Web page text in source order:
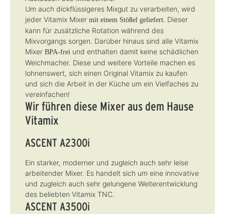
Um auch dickflüssigeres Mixgut zu verarbeiten, wird
jeder Vitamix Mixer mit einem Stößel geliefert. Dieser
kann für zusätzliche Rotation während des
Mixvorgangs sorgen. Darüber hinaus sind alle Vitamix
Mixer BPA-frei und enthalten damit keine schädlichen
Weichmacher. Diese und weitere Vorteile machen es
lohnenswert, sich einen Original Vitamix zu kaufen
und sich die Arbeit in der Küche um ein Vielfaches zu
vereinfachen!
Wir führen diese Mixer aus dem Hause
Vitamix
ASCENT A2300i
Ein starker, moderner und zugleich auch sehr leise
arbeitender Mixer. Es handelt sich um eine innovative
und zugleich auch sehr gelungene Weiterentwicklung
des beliebten Vitamix TNC.
ASCENT A3500i